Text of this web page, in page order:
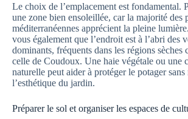
Le choix de l’emplacement est fondamental.
une zone bien ensoleillée, car la majorité des
méditerranéennes apprécient la pleine
vous également que l’endroit est à l’abri des
dominants, fréquents dans les régions sèches
celle de Coudoux. Une haie végétale ou une
naturelle peut aider à protéger le potager sans
l’esthétique du jardin.
Préparer le sol et organiser les espaces de